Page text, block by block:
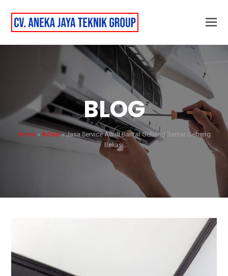
BLOG
Home» Artikel»Jasa Service AC di Bantar Gebang Bantar Gebang
Bekasi